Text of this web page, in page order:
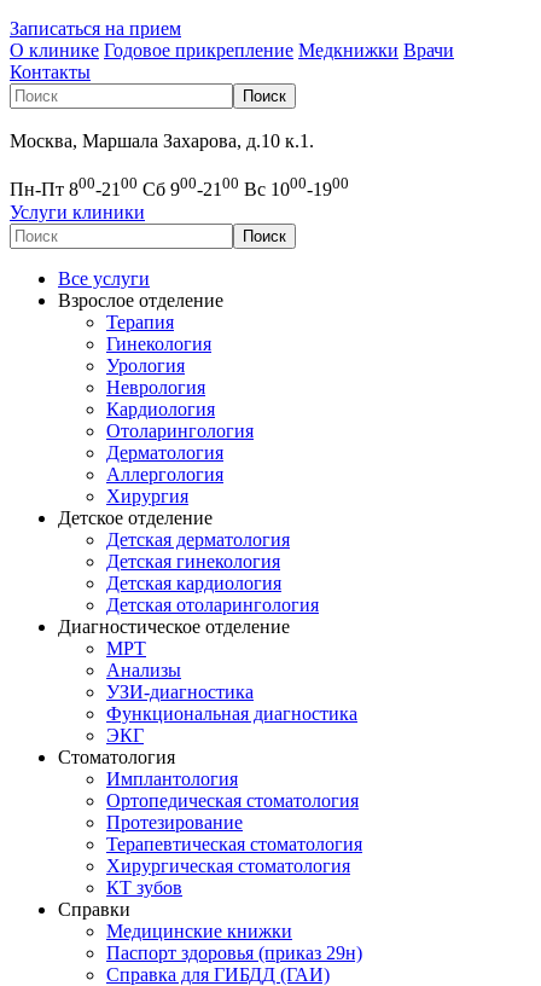
Записаться на прием
О клинике Годовое прикрепление Медкнижки Врачи
Контакты
Москва, Маршала Захарова, д.10 к.1.
Пн-Пт 800-2100 Сб 900-2100 Вс 1000-1900
Услуги клиники
Все услуги
Взрослое отделение
Терапия
Гинекология
Урология
Неврология
Кардиология
Отоларингология
Дерматология
Аллергология
Хирургия
Детское отделение
Детская дерматология
Детская гинекология
Детская кардиология
Детская отоларингология
Диагностическое отделение
МРТ
Анализы
УЗИ-диагностика
Функциональная диагностика
ЭКГ
Стоматология
Имплантология
Ортопедическая стоматология
Протезирование
Терапевтическая стоматология
Хирургическая стоматология
КТ зубов
Справки
Медицинские книжки
Паспорт здоровья (приказ 29н)
Справка для ГИБДД (ГАИ)